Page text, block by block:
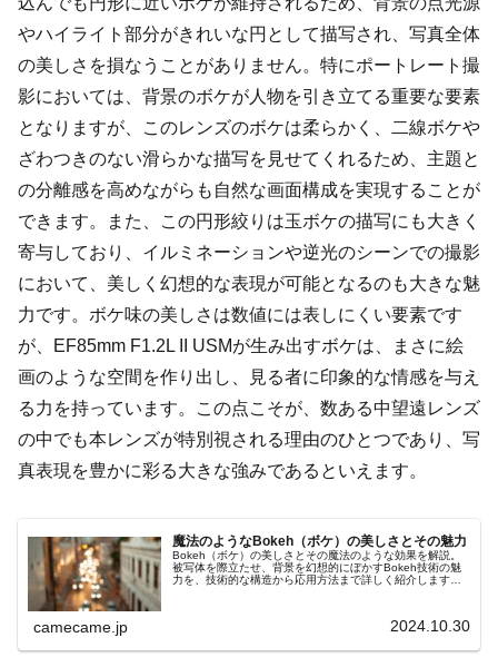
やハイライト部分がきれいな円として描写され、写真全体
の美しさを損なうことがありません。特にポートレート撮
影においては、背景のボケが人物を引き立てる重要な要素
となりますが、このレンズのボケは柔らかく、二線ボケや
ざわつきのない滑らかな描写を見せてくれるため、主題と
の分離感を高めながらも自然な画面構成を実現することが
できます。また、この円形絞りは玉ボケの描写にも大きく
寄与しており、イルミネーションや逆光のシーンでの撮影
において、美しく幻想的な表現が可能となるのも大きな魅
力です。ボケ味の美しさは数値には表しにくい要素です
が、EF85mm F1.2L II USMが生み出すボケは、まさに絵
画のような空間を作り出し、見る者に印象的な情感を与え
る力を持っています。この点こそが、数ある中望遠レンズ
の中でも本レンズが特別視される理由のひとつであり、写
真表現を豊かに彩る大きな強みであるといえます。
魔法のようなBokeh（ボケ）の美しさとその魅力
Bokeh（ボケ）の美しさとその魔法のような効果を解説。
被写体を際立たせ、背景を幻想的にぼかすBokeh技術の魅
力を、技術的な構造から応用方法まで詳しく紹介します。
び、写真表現にさらなる奥行きと魅力をプラスしましょ
camecame.jp 2024.10.30